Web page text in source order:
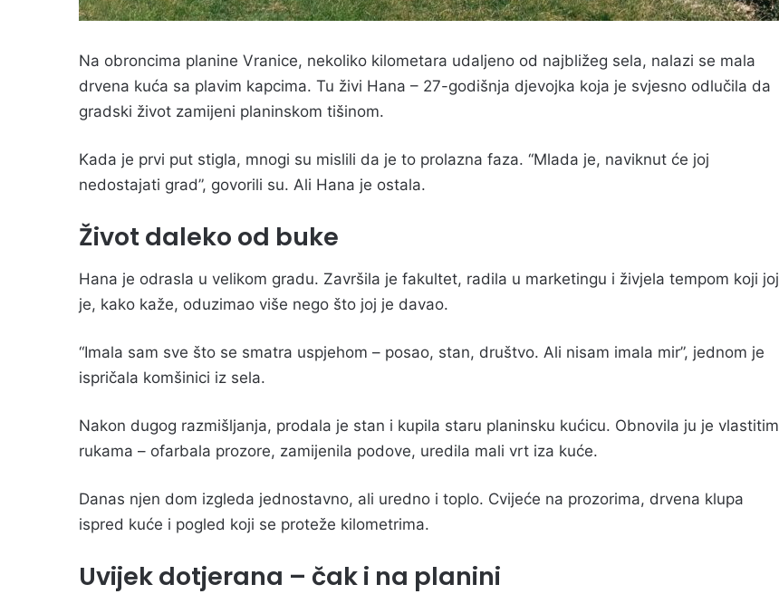
Na obroncima planine Vranice, nekoliko kilometara udaljeno od najbližeg sela, nalazi se mala
drvena kuća sa plavim kapcima. Tu živi Hana – 27-godišnja djevojka koja je svjesno odlučila da
gradski život zamijeni planinskom tišinom.
Kada je prvi put stigla, mnogi su mislili da je to prolazna faza. “Mlada je, naviknut će joj
nedostajati grad”, govorili su. Ali Hana je ostala.
Život daleko od buke
Hana je odrasla u velikom gradu. Završila je fakultet, radila u marketingu i živjela tempom koji joj
je, kako kaže, oduzimao više nego što joj je davao.
“Imala sam sve što se smatra uspjehom – posao, stan, društvo. Ali nisam imala mir”, jednom je
ispričala komšinici iz sela.
Nakon dugog razmišljanja, prodala je stan i kupila staru planinsku kućicu. Obnovila ju je vlastitim
rukama – ofarbala prozore, zamijenila podove, uredila mali vrt iza kuće.
Danas njen dom izgleda jednostavno, ali uredno i toplo. Cvijeće na prozorima, drvena klupa
ispred kuće i pogled koji se proteže kilometrima.
Uvijek dotjerana – čak i na planini